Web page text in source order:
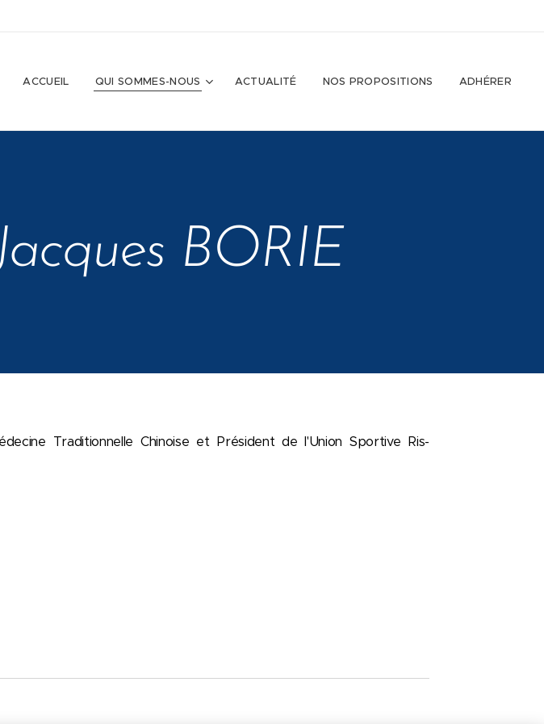
ACCUEIL QUI SOMMES-NOUS ACTUALITÉ NOS PROPOSITIONS ADHÉRER
BORIE
Traditionnelle Chinoise et Président de l'Union Sportive Ris-